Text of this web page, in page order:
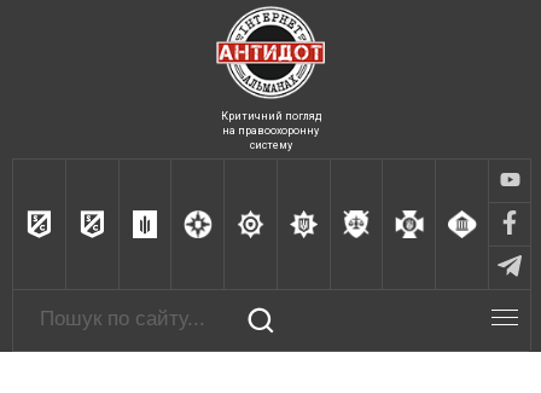
Критичний погляд
на правоохоронну
систему